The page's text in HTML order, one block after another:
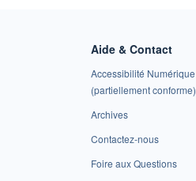
Aide & Contact
Accessibilité Numérique
(partiellement conforme)
Archives
Contactez-nous
Foire aux Questions